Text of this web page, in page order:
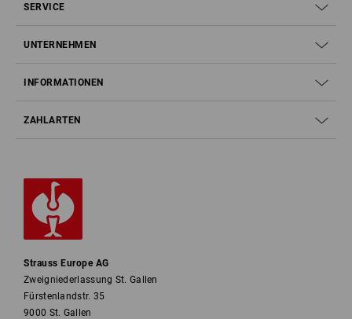
SERVICE
UNTERNEHMEN
INFORMATIONEN
ZAHLARTEN
Strauss Europe AG
Zweigniederlassung St. Gallen
Fürstenlandstr. 35
9000 St. Gallen